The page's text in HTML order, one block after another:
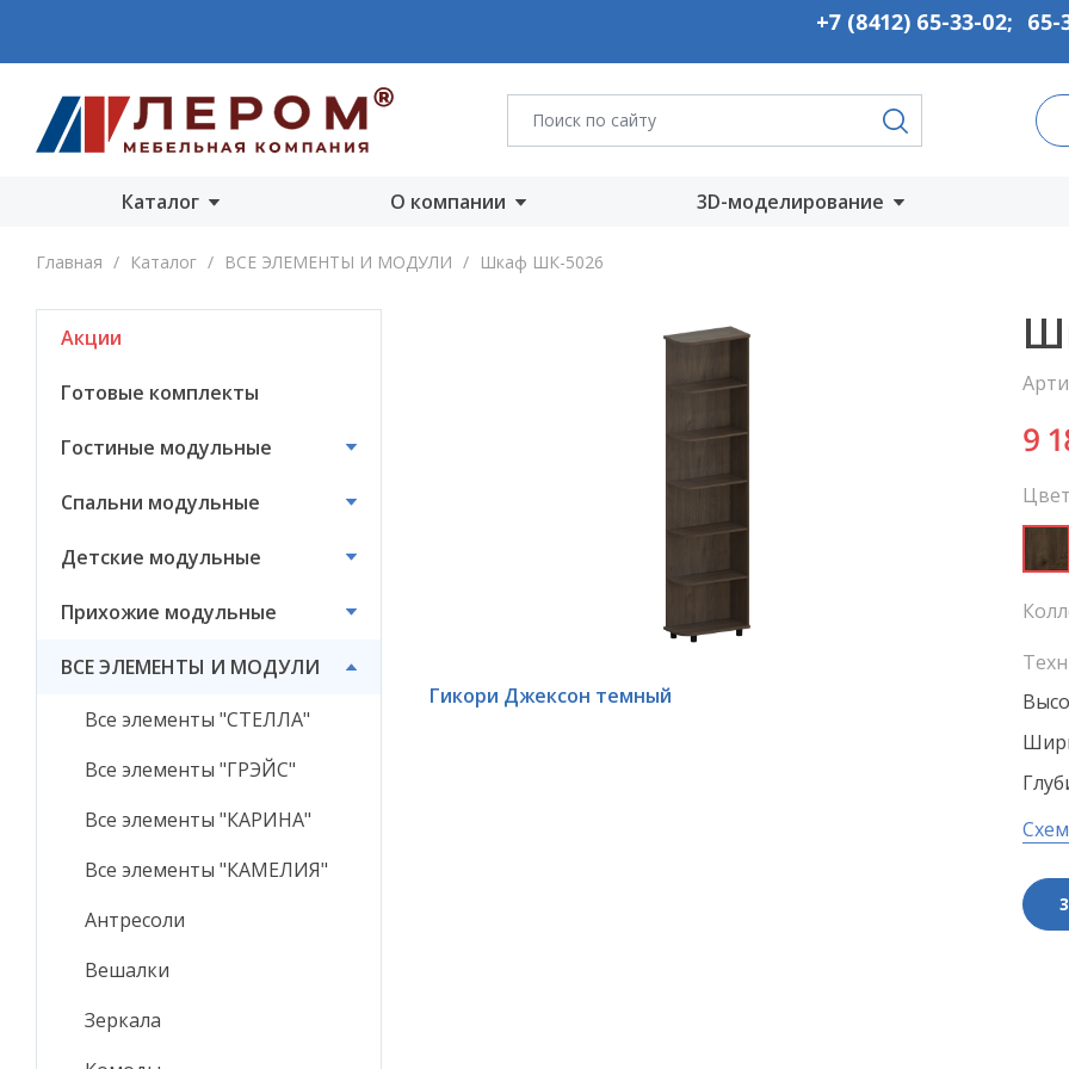
+7 (8412) 65-33-02; 65-
Каталог
Акции
Детские модульные
Прихожие
ВСЕ ЭЛЕМЕНТЫ И
МОДУЛИ
О компании
О компании
3D-моделирование
компьютер
Главная / Каталог / ВСЕ ЭЛЕМЕНТЫ И МОДУЛИ / Шкаф ШК-5026
Акции
Готовые комплекты
Гостиные модульные
Спальни модульные
Детские модульные
Прихожие модульные
ВСЕ ЭЛЕМЕНТЫ И МОДУЛИ
Все элементы "СТЕЛЛА"
Все элементы "ГРЭЙС"
Все элементы "КАРИНА"
Все элементы "КАМЕЛИЯ"
Антресоли
Вешалки
Зеркала
Гикори Джексон темный
9